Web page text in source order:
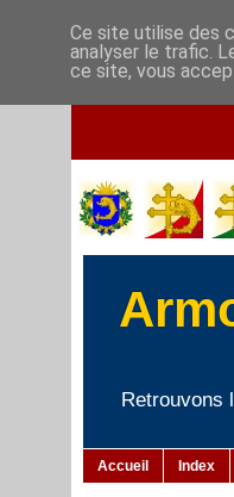
Retrouvons
Accueil Index
Ce site utilise des
analyser le trafic.
ce site, vous